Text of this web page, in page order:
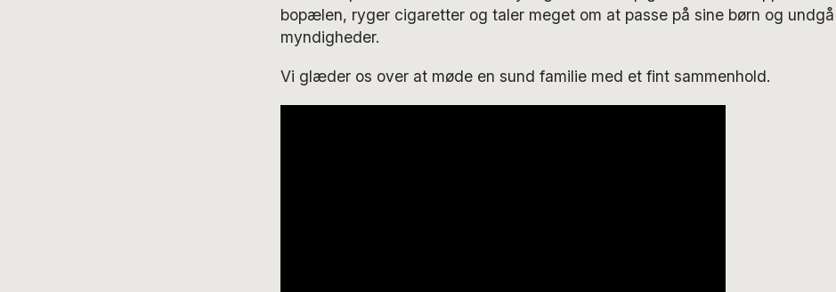
bopælen, ryger cigaretter og taler meget om at passe på sine børn og
myndigheder.
Vi glæder os over at møde en sund familie med et fint sammenhold.